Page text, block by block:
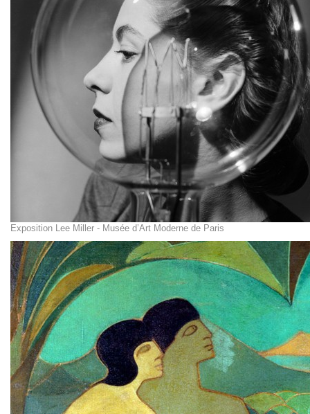
Exposition Lee Miller - Musée d’Art Moderne de Paris